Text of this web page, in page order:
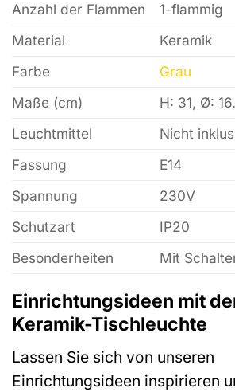
Anzahl der Flammen
1-flammig
Material
Keramik
Farbe
Grau
Maße (cm)
H: 31, Ø:
Leuchtmittel
Nicht
Fassung
E14
Spannung
230V
Schutzart
IP20
Besonderheiten
Mit
Einrichtungsideen mit
Keramik-Tischleuchte
Lassen Sie sich von unseren
Einrichtungsideen inspirieren